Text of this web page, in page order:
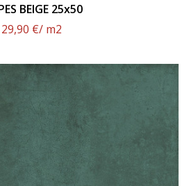
BEIGE 25x50
29,90 €/ m2